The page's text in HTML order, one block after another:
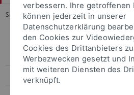
Sie sind hier: Startseite ... Staff
2026: Spring Academy- Figurations of
South
Staff
verbessern. Ihre getroffenen
können jederzeit in unserer
Datenschutzerklärung
den Cookies zur
Cookies des Drittanbieters
Werbezwecken gesetzt und
mit weiteren Diensten des
verknüpft.